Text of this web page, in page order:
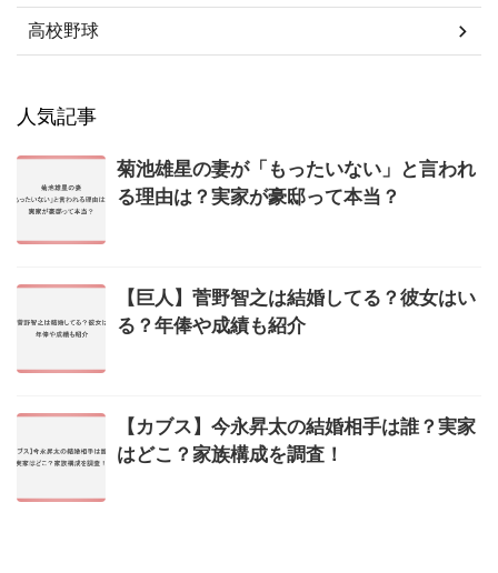
高校野球
人気記事
菊池雄星の妻が「もったいない」と言われ
る理由は？実家が豪邸って本当？
【巨人】菅野智之は結婚してる？彼女はい
る？年俸や成績も紹介
【カブス】今永昇太の結婚相手は誰？実家
はどこ？家族構成を調査！